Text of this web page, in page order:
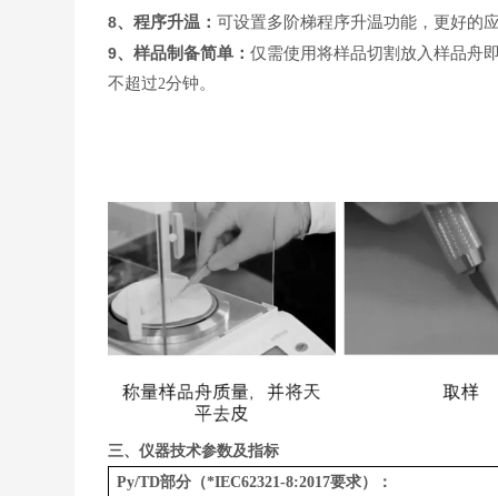
8、程序升温：可设置多阶梯程序升温功能，更好的
9、样品制备简单：仅需使用将样品切割放入样品舟
不超过2分钟。
三、仪器技术参数及指标
Py/TD部分（*IEC62321-8:2017要求）：